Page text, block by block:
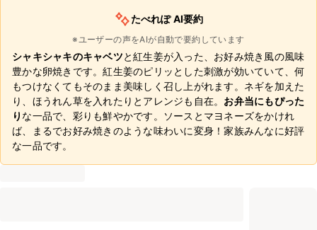
たべれぽ AI要約
※ユーザーの声をAIが自動で要約しています
シャキシャキのキャベツと紅生姜が入った、お好み焼き風の風味
豊かな卵焼きです。紅生姜のピリッとした刺激が効いていて、何
もつけなくてもそのまま美味しく召し上がれます。ネギを加えた
り、ほうれん草を入れたりとアレンジも自在。 お弁当にもぴった
り な一品で、彩りも鮮やかです。ソースとマヨネーズをかけれ
ば、まるでお好み焼きのような味わいに変身！家族みんなに好評
な一品です。